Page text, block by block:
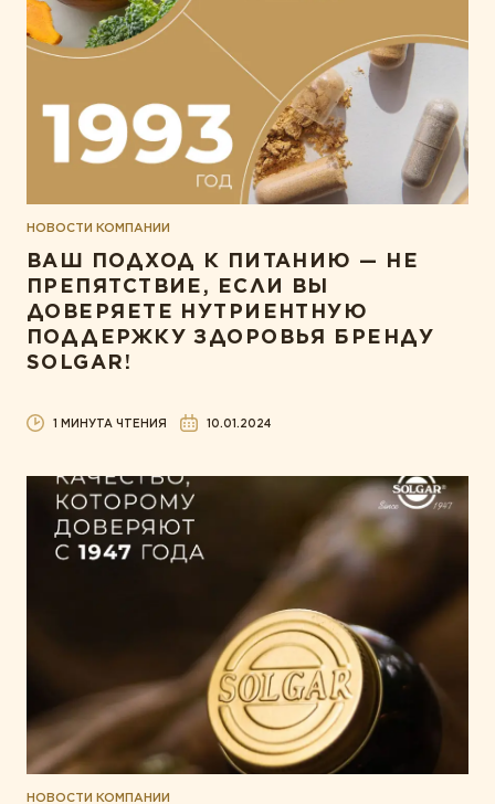
НОВОСТИ КОМПАНИИ
ВАШ ПОДХОД К ПИТАНИЮ — НЕ
ПРЕПЯТСТВИЕ, ЕСЛИ ВЫ
ДОВЕРЯЕТЕ НУТРИЕНТНУЮ
ПОДДЕРЖКУ ЗДОРОВЬЯ БРЕНДУ
SOLGAR!
1 МИНУТА ЧТЕНИЯ 10.01.2024
НОВОСТИ КОМПАНИИ